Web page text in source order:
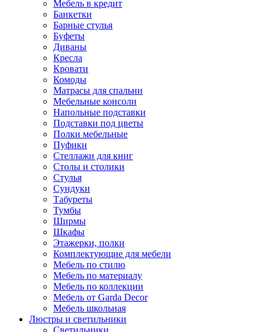
Мебель в кредит
Банкетки
Барные стулья
Буфеты
Диваны
Кресла
Кровати
Комоды
Матрасы для спальни
Мебельные консоли
Напольные подставки
Подставки под цветы
Полки мебельные
Пуфики
Стеллажи для книг
Столы и столики
Стулья
Сундуки
Табуреты
Тумбы
Ширмы
Шкафы
Этажерки, полки
Комплектующие для мебели
Мебель по стилю
Мебель по материалу
Мебель по коллекции
Мебель от Garda Decor
Мебель школьная
Люстры и светильники
Светильники